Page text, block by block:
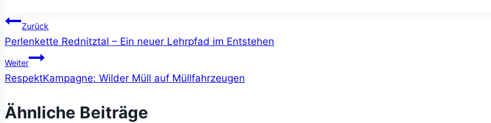
Beitragsnavigation
Zurück
Perlenkette Rednitztal – Ein neuer Lehrpfad im Entstehen
Weiter
RespektKampagne: Wilder Müll auf Müllfahrzeugen
Ähnliche Beiträge